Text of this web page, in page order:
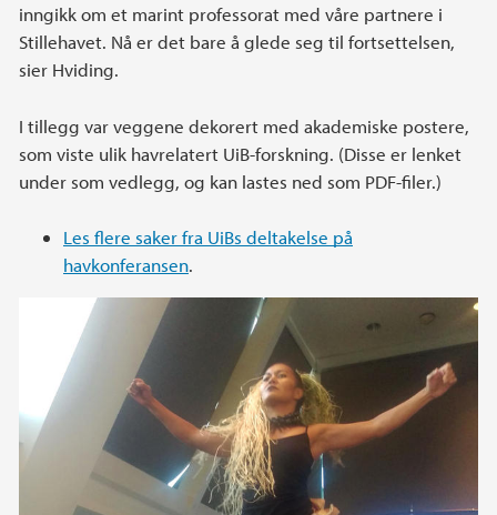
inngikk om et marint professorat med våre partnere i
Stillehavet. Nå er det bare å glede seg til fortsettelsen,
sier Hviding.
I tillegg var veggene dekorert med akademiske postere,
som viste ulik havrelatert UiB-forskning. (Disse er lenket
under som vedlegg, og kan lastes ned som PDF-filer.)
Les flere saker fra UiBs deltakelse på
havkonferansen.